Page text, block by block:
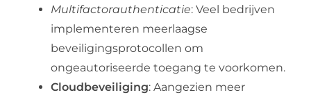
Multifactorauthenticatie: Veel bedrijven
implementeren meerlaagse
beveiligingsprotocollen om
ongeautoriseerde toegang te voorkomen.
Cloudbeveiliging: Aangezien meer